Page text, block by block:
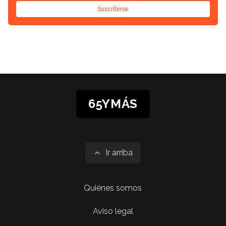
Suscribirse
65YMÁS
Ir arriba
Quiénes somos
Aviso legal